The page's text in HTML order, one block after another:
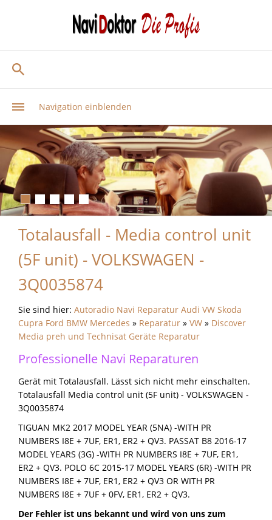
Navigation einblenden
Totalausfall - Media control unit
(5F unit) - VOLKSWAGEN -
3Q0035874
Sie sind hier: Autoradio Navi Reparatur Audi VW Skoda
Cupra Ford BMW Mercedes » Reparatur » VW » Discover
Media preh und Technisat Geräte Reparatur
Professionelle Navi Reparaturen
Gerät mit Totalausfall. Lässt sich nicht mehr einschalten.
Totalausfall Media control unit (5F unit) - VOLKSWAGEN -
3Q0035874
TIGUAN MK2 2017 MODEL YEAR (5NA) -WITH PR
NUMBERS I8E + 7UF, ER1, ER2 + QV3. PASSAT B8 2016-17
MODEL YEARS (3G) -WITH PR NUMBERS I8E + 7UF, ER1,
ER2 + QV3. POLO 6C 2015-17 MODEL YEARS (6R) -WITH PR
NUMBERS I8E + 7UF, ER1, ER2 + QV3 OR WITH PR
NUMBERS I8E + 7UF + 0FV, ER1, ER2 + QV3.
Der Fehler ist uns bekannt und wird von uns zum